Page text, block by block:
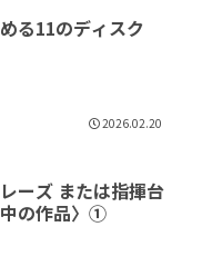
る11のディスク
2026.02.20
ーズ または指揮台
の作品〉①